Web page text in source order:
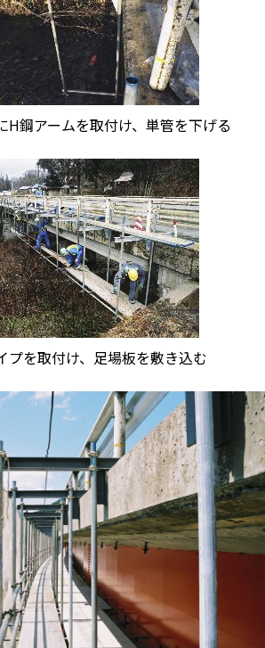
H鋼アームを取付け、単管を下げる
プを取付け、足場板を敷き込む